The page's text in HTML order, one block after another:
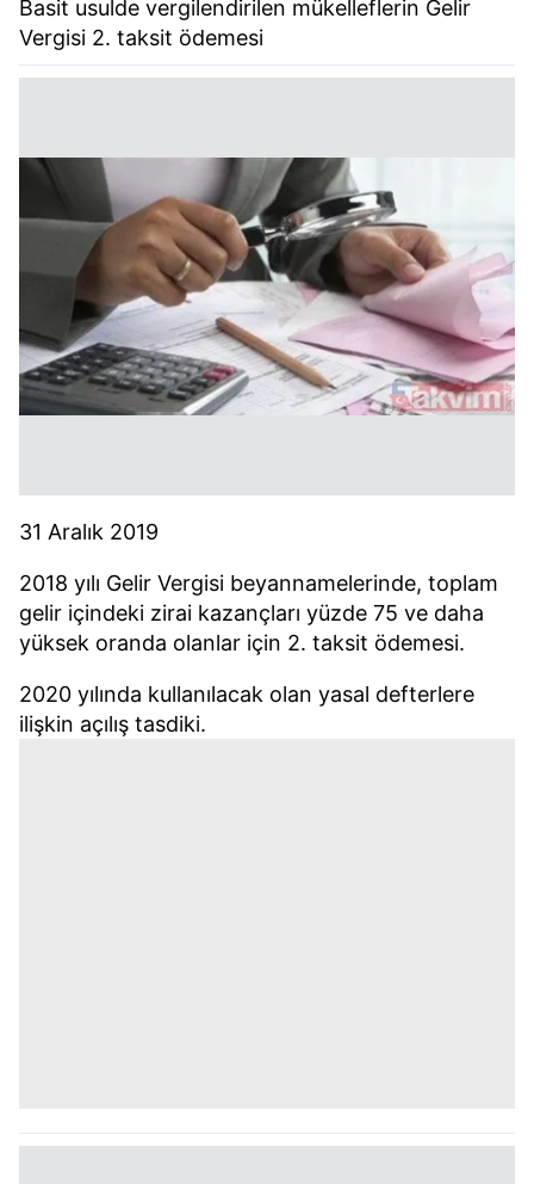
Basit usulde vergilendirilen mükelleflerin Gelir
Vergisi 2. taksit ödemesi
31 Aralık 2019
2018 yılı Gelir Vergisi beyannamelerinde, toplam
gelir içindeki zirai kazançları yüzde 75 ve daha
yüksek oranda olanlar için 2. taksit ödemesi.
2020 yılında kullanılacak olan yasal defterlere
ilişkin açılış tasdiki.